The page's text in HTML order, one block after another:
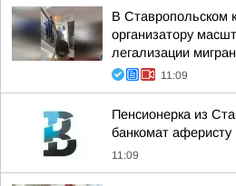
В Ставропольском
организатору
легализации
11:09
Пенсионерка из
банкомат
11:09